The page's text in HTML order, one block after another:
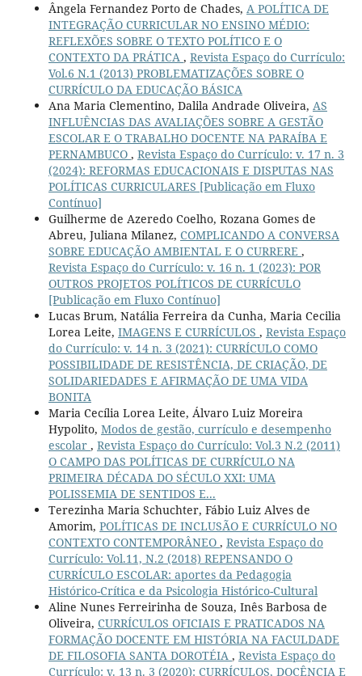
Ângela Fernandez Porto de Chades, A POLÍTICA DE
INTEGRAÇÃO CURRICULAR NO ENSINO MÉDIO:
REFLEXÕES SOBRE O TEXTO POLÍTICO E O
CONTEXTO DA PRÁTICA , Revista Espaço do Currículo:
Vol.6 N.1 (2013) PROBLEMATIZAÇÕES SOBRE O
CURRÍCULO DA EDUCAÇÃO BÁSICA
Ana Maria Clementino, Dalila Andrade Oliveira, AS
INFLUÊNCIAS DAS AVALIAÇÕES SOBRE A GESTÃO
ESCOLAR E O TRABALHO DOCENTE NA PARAÍBA E
PERNAMBUCO , Revista Espaço do Currículo: v. 17 n. 3
(2024): REFORMAS EDUCACIONAIS E DISPUTAS NAS
POLÍTICAS CURRICULARES [Publicação em Fluxo
Contínuo]
Guilherme de Azeredo Coelho, Rozana Gomes de
Abreu, Juliana Milanez, COMPLICANDO A CONVERSA
SOBRE EDUCAÇÃO AMBIENTAL E O CURRERE ,
Revista Espaço do Currículo: v. 16 n. 1 (2023): POR
OUTROS PROJETOS POLÍTICOS DE CURRÍCULO
[Publicação em Fluxo Contínuo]
Lucas Brum, Natália Ferreira da Cunha, Maria Cecilia
Lorea Leite, IMAGENS E CURRÍCULOS , Revista Espaço
do Currículo: v. 14 n. 3 (2021): CURRÍCULO COMO
POSSIBILIDADE DE RESISTÊNCIA, DE CRIAÇÃO, DE
SOLIDARIEDADES E AFIRMAÇÃO DE UMA VIDA
BONITA
Maria Cecília Lorea Leite, Álvaro Luiz Moreira
Hypolito, Modos de gestão, currículo e desempenho
escolar , Revista Espaço do Currículo: Vol.3 N.2 (2011)
O CAMPO DAS POLÍTICAS DE CURRÍCULO NA
PRIMEIRA DÉCADA DO SÉCULO XXI: UMA
POLISSEMIA DE SENTIDOS E...
Terezinha Maria Schuchter, Fábio Luiz Alves de
Amorim, POLÍTICAS DE INCLUSÃO E CURRÍCULO NO
CONTEXTO CONTEMPORÂNEO , Revista Espaço do
Currículo: Vol.11, N.2 (2018) REPENSANDO O
CURRÍCULO ESCOLAR: aportes da Pedagogia
Histórico-Crítica e da Psicologia Histórico-Cultural
Aline Nunes Ferreirinha de Souza, Inês Barbosa de
Oliveira, CURRÍCULOS OFICIAIS E PRATICADOS NA
FORMAÇÃO DOCENTE EM HISTÓRIA NA FACULDADE
DE FILOSOFIA SANTA DOROTÉIA , Revista Espaço do
Currículo: v. 13 n. 3 (2020): CURRÍCULOS, DOCÊNCIA E